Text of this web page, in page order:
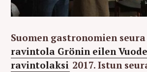
Suomen gastronomien seura
ravintola Grönin eilen
ravintolaksi 2017. Istun